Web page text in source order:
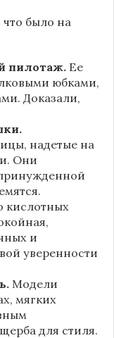
было на
пилотаж. Ее
юбками,
Доказали,
надетые на
Они
кислотных
и
уверенности
Модели
мягких
для стиля.